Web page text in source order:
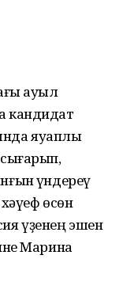
ауыл
кандидат
яуаплы
һүндереү
өсөн
үҙенең эшен
Марина